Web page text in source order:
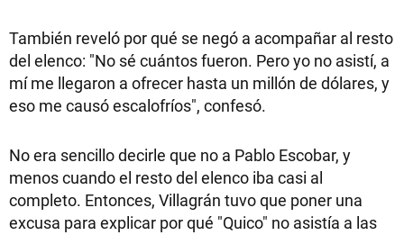
También reveló por qué se negó a acompañar al resto
del elenco: "No sé cuántos fueron. Pero yo no asistí, a
mí me llegaron a ofrecer hasta un millón de dólares, y
eso me causó escalofríos", confesó.
No era sencillo decirle que no a Pablo Escobar, y
menos cuando el resto del elenco iba casi al
completo. Entonces, Villagrán tuvo que poner una
excusa para explicar por qué "Quico" no asistía a las